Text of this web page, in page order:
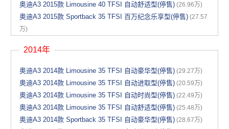
奥迪A3 2015款 Limousine 40 TFSI 自动舒适型(停售) (26.96万)
奥迪A3 2015款 Sportback 35 TFSI 百万纪念乐享型(停售) (27.57
万)
2014年
奥迪A3 2014款 Limousine 35 TFSI 自动豪华型(停售) (29.27万)
奥迪A3 2014款 Limousine 35 TFSI 自动进取型(停售) (20.59万)
奥迪A3 2014款 Limousine 35 TFSI 自动时尚型(停售) (22.49万)
奥迪A3 2014款 Limousine 35 TFSI 自动舒适型(停售) (25.48万)
奥迪A3 2014款 Sportback 35 TFSI 自动豪华型(停售) (28.67万)